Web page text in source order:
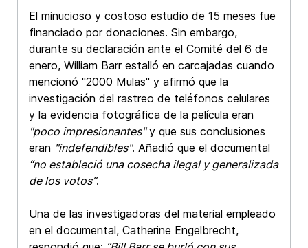
El minucioso y costoso estudio de 15 meses fue
financiado por donaciones. Sin embargo,
durante su declaración ante el Comité del 6 de
enero, William Barr estalló en carcajadas cuando
mencionó "2000 Mulas" y afirmó que la
investigación del rastreo de teléfonos celulares
y la evidencia fotográfica de la película eran
"poco impresionantes"y que sus conclusiones
eran "indefendibles". Añadió que el documental
“no estableció una cosecha ilegal y generalizada
de los votos”.
Una de las investigadoras del material empleado
en el documental, Catherine Engelbrecht,